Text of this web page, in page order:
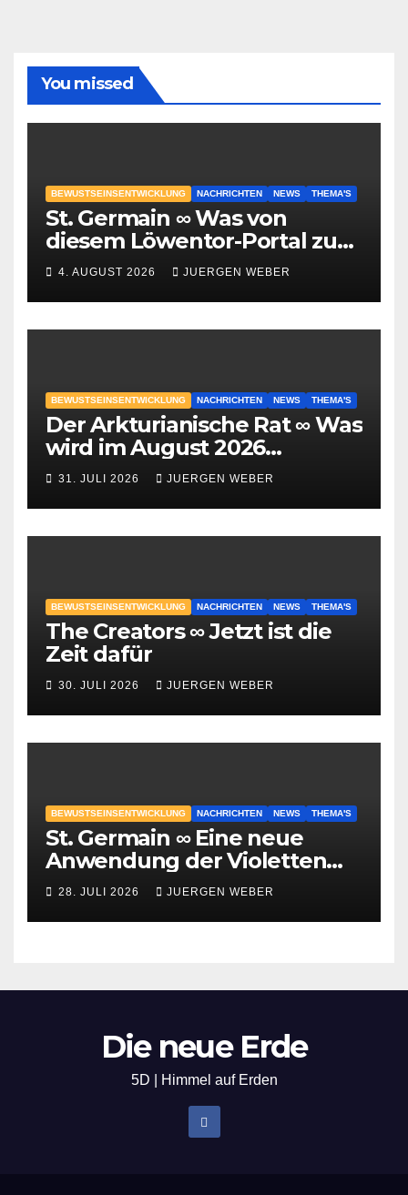
You missed
BEWUSTSEINSENTWICKLUNG NACHRICHTEN NEWS THEMA'S
St. Germain ∞ Was von
diesem Löwentor-Portal zu
erwarten ist
4. AUGUST 2026 JUERGEN WEBER
BEWUSTSEINSENTWICKLUNG NACHRICHTEN NEWS THEMA'S
Der Arkturianische Rat ∞ Was
wird im August 2026
geschehen?
31. JULI 2026 JUERGEN WEBER
BEWUSTSEINSENTWICKLUNG NACHRICHTEN NEWS THEMA'S
The Creators ∞ Jetzt ist die
Zeit dafür
30. JULI 2026 JUERGEN WEBER
BEWUSTSEINSENTWICKLUNG NACHRICHTEN NEWS THEMA'S
St. Germain ∞ Eine neue
Anwendung der Violetten
Flamme
28. JULI 2026 JUERGEN WEBER
Die neue Erde
5D | Himmel auf Erden